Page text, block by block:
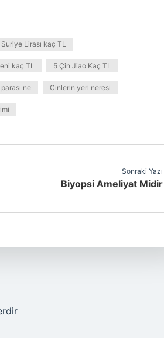
Suriye Lirası kaç TL
kaç TL 5 Çin Jiao Kaç TL
ne Cinlerin yeri neresi
Sonraki Yazı
Biyopsi Ameliyat Midir